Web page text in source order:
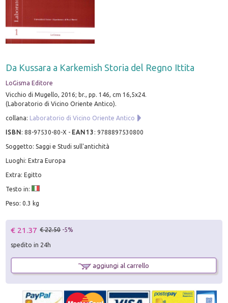
Da Kussara a Karkemish Storia del Regno Ittita
LoGisma Editore
Vicchio di Mugello, 2016; br., pp. 146, cm 16,5x24.
(Laboratorio di Vicino Oriente Antico).
collana: Laboratorio di Vicino Oriente Antico
ISBN:88-97530-80-X - EAN13 :9788897530800
Soggetto: Saggi e Studi sull'antichità
Luoghi: Extra Europa
Extra: Egitto
Testo in:
Peso: 0.3 kg
€ 21.37 € 22.50 -5%
spedito in 24h
aggiungi al carrello